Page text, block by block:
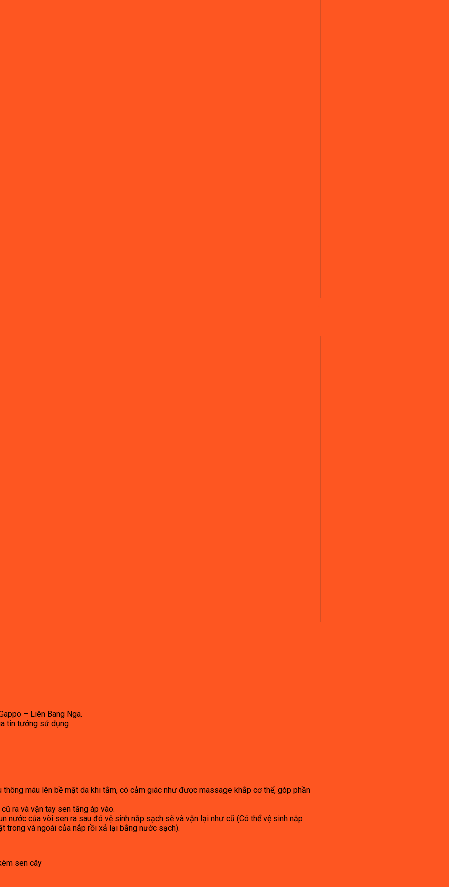
– Liên Bang Nga.
tin tưởng sử dụng
máu lên bề mặt da khi tắm, có cảm giác như được massage khắp cơ thể, góp phần
ra và vặn tay sen tăng áp vào.
nước của vòi sen ra sau đó vệ sinh nắp sạch sẽ và vặn lại như cũ (Có thể vệ sinh nắp
trong và ngoài của nắp rồi xả lại bằng nước sạch).
sen cây